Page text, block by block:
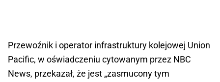
Przewoźnik i operator infrastruktury kolejowej Union
Pacific, w oświadczeniu cytowanym przez NBC
News, przekazał, że jest „zasmucony tym